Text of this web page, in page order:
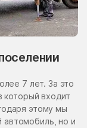
7 лет. За это
входит
этому мы
автомобиль, но и